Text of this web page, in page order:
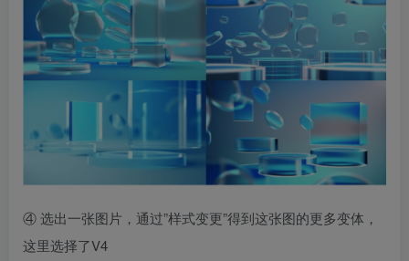
④ 选出一张图片，通过”样式变更”得到这张图的更多变体，
这里选择了V4